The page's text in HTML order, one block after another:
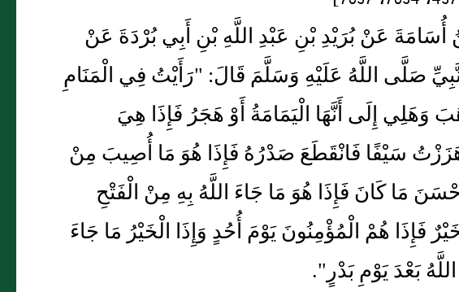
بْنُ أُسَامَةَ عَنْ بُرَيْدِ بْنِ عَبْدِ اللَّهِ بْنِ أَبِي بُرْدَةَ عَنْ
صَلَّى اللَّهُ عَلَيْهِ وَسَلَّمَ قَالَ: "رَأَيْتُ فِي الْمَنَامِ
إِلَى أَنَّهَا الْيَمَامَةُ أَوْ هَجَرُ فَإِذَا هِيَ
سَيْفًا فَانْقَطَعَ صَدْرُهُ فَإِذَا هُوَ مَا أُصِيبَ مِنْ
مَا كَانَ فَإِذَا هُوَ مَا جَاءَ اللَّهُ بِهِ مِنْ الْفَتْحِ
فَإِذَا هُمْ الْمُؤْمِنُونَ يَوْمَ أُحُدٍ وَإِذَا الْخَيْرُ مَا جَاءَ
بَعْدَ يَوْمِ بَدْرٍ".